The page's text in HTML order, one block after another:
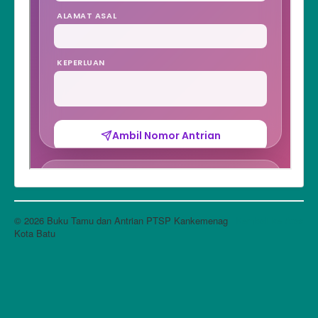
© 2026 Buku Tamu dan Antrian PTSP Kankemenag
Kota Batu